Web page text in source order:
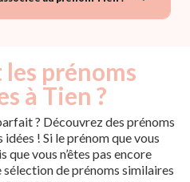
prénoms
à Tien ?
? Découvrez des prénoms
! Si le prénom que vous
vous n’êtes pas encore
de prénoms similaires